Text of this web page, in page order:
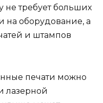
не требует больших
на оборудование, а
и штампов
печати можно
лазерной